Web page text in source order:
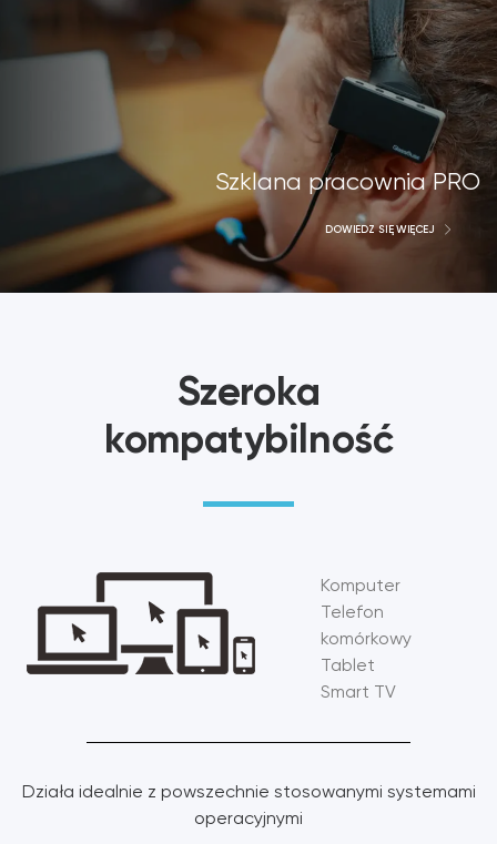
Szklana pracownia PRO
DOWIEDZ SIĘ WIĘCEJ
Szeroka
kompatybilność
Komputer
Telefon
komórkowy
Tablet
Smart TV
Działa idealnie z powszechnie stosowanymi systemami
operacyjnymi